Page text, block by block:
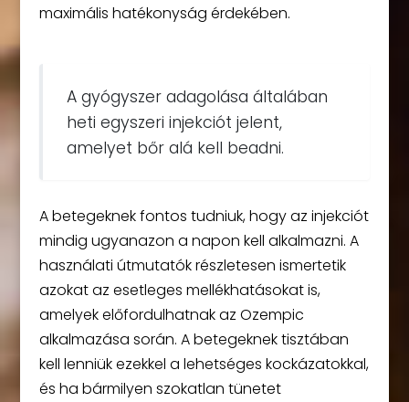
maximális hatékonyság érdekében.
A gyógyszer adagolása általában
heti egyszeri injekciót jelent,
amelyet bőr alá kell beadni.
A betegeknek fontos tudniuk, hogy az injekciót
mindig ugyanazon a napon kell alkalmazni. A
használati útmutatók részletesen ismertetik
azokat az esetleges mellékhatásokat is,
amelyek előfordulhatnak az Ozempic
alkalmazása során. A betegeknek tisztában
kell lenniük ezekkel a lehetséges kockázatokkal,
és ha bármilyen szokatlan tünetet